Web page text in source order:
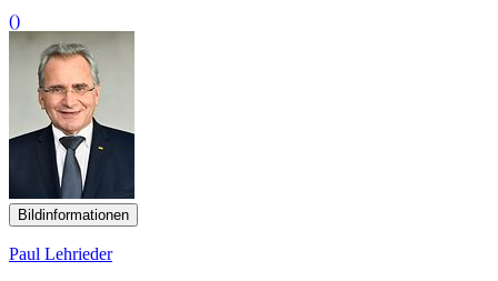
()
Bildinformationen
Paul Lehrieder